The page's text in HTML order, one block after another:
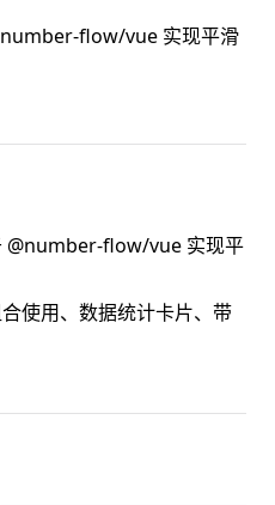
flow/vue 实现平滑
@number-flow/vue 实现平
使用、数据统计卡片、带